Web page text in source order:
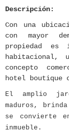
Descripción:
Con una
con mayor
propiedad es
habitacional,
concepto
hotel boutique
El amplio
maduros,
se convierte
inmueble.